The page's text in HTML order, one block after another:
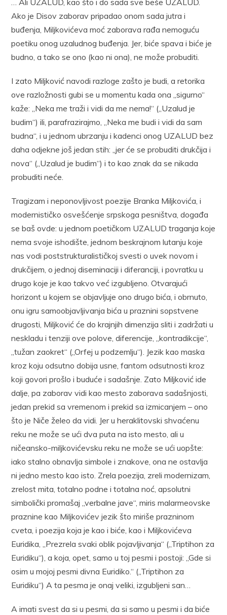
… Ali UZALUD, kao što i do sada sve beše UZALUD.
Ako je Disov zaborav pripadao onom sada jutra i
buđenja, Miljkovićeva moć zaborava rađa nemoguću
poetiku onog uzaludnog buđenja. Jer, biće spava i biće je
budno, a tako se ono (kao ni ona), ne može probuditi.
I zato Miljković navodi razloge zašto je budi, a retorika
ove razložnosti gubi se u momentu kada ona „sigurno“
kaže: „Neka me traži i vidi da me nema!“ („Uzalud je
budim“) ili, parafrazirajmo, „Neka me budi i vidi da sam
budna“, i u jednom ubrzanju i kadenci onog UZALUD bez
daha odjekne još jedan stih: „jer će se probuditi drukčija i
nova“ („Uzalud je budim“) i to kao znak da se nikada
probuditi neće.
Tragizam i neponovljivost poezije Branka Miljkovića, i
modernističko osvešćenje srpskoga pesništva, događa
se baš ovde: u jednom poetičkom UZALUD traganja koje
nema svoje ishodište, jednom beskrajnom lutanju koje
nas vodi poststrukturalističkoj svesti o uvek novom i
drukčijem, o jednoj diseminaciji i diferanciji, i povratku u
drugo koje je kao takvo već izgubljeno. Otvarajući
horizont u kojem se objavljuje ono drugo bića, i obrnuto,
onu igru samoobjavljivanja bića u praznini sopstvene
drugosti, Miljković će do krajnjih dimenzija sliti i zadržati u
neskladu i tenziji ove polove, diferencije, „kontradikcije“,
„tužan zaokret“ („Orfej u podzemlju“). Jezik kao maska
kroz koju odsutno dobija usne, fantom odsutnosti kroz
koji govori prošlo i buduće i sadašnje. Zato Miljković ide
dalje, pa zaborav vidi kao mesto zaborava sadašnjosti,
jedan prekid sa vremenom i prekid sa izmicanjem – ono
što je Niče želeo da vidi. Jer u heraklitovski shvaćenu
reku ne može se ući dva puta na isto mesto, ali u
ničeansko-miljkovićevsku reku ne može se ući uopšte:
iako stalno obnavlja simbole i znakove, ona ne ostavlja
ni jedno mesto kao isto. Zrela poezija, zreli modernizam,
zrelost mita, totalno podne i totalna noć, apsolutni
simbolički promašaj „verbalne jave“, miris malarmeovske
praznine kao Miljkovićev jezik što miriše prazninom
cveta, i poezija koja je kao i biće, kao i Miljkovićeva
Euridika, „Prezrela svaki oblik pojavljivanja“ („Triptihon za
Euridiku“), a koja, opet, samo u toj pesmi i postoji: „Gde si
osim u mojoj pesmi divna Euridiko.“ („Triptihon za
Euridiku“) A ta pesma je onaj veliki, izgubljeni san…
A imati svest da si u pesmi, da si samo u pesmi i da biće